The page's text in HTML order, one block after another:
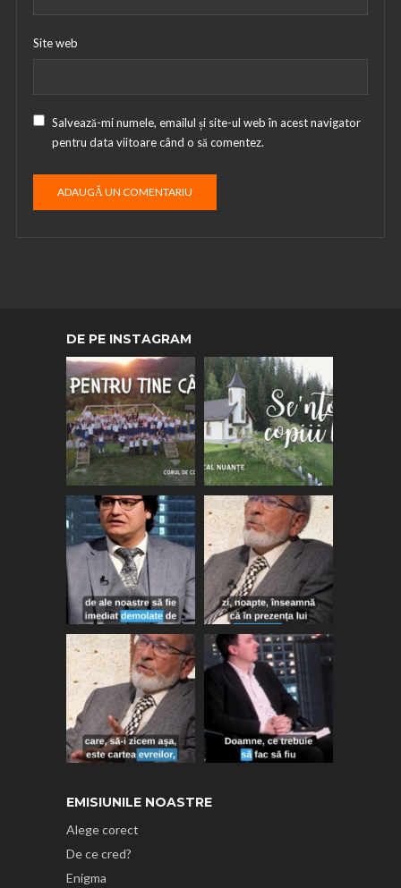
Site web
Salvează-mi numele, emailul și site-ul web în acest navigator
pentru data viitoare când o să comentez.
DE PE INSTAGRAM
EMISIUNILE NOASTRE
Alege corect
De ce cred?
Enigma